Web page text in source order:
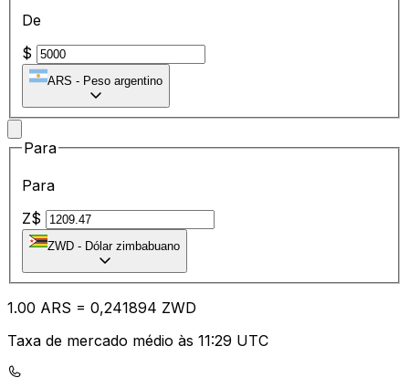
De
$
ARS - Peso argentino
Para
Para
Z$
ZWD - Dólar zimbabuano
1.00 ARS = 0,241894 ZWD
Taxa de mercado médio às 11:29 UTC